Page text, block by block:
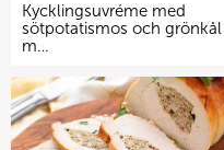
Kycklingsuvréme med
sötpotatismos och grönkål
m…